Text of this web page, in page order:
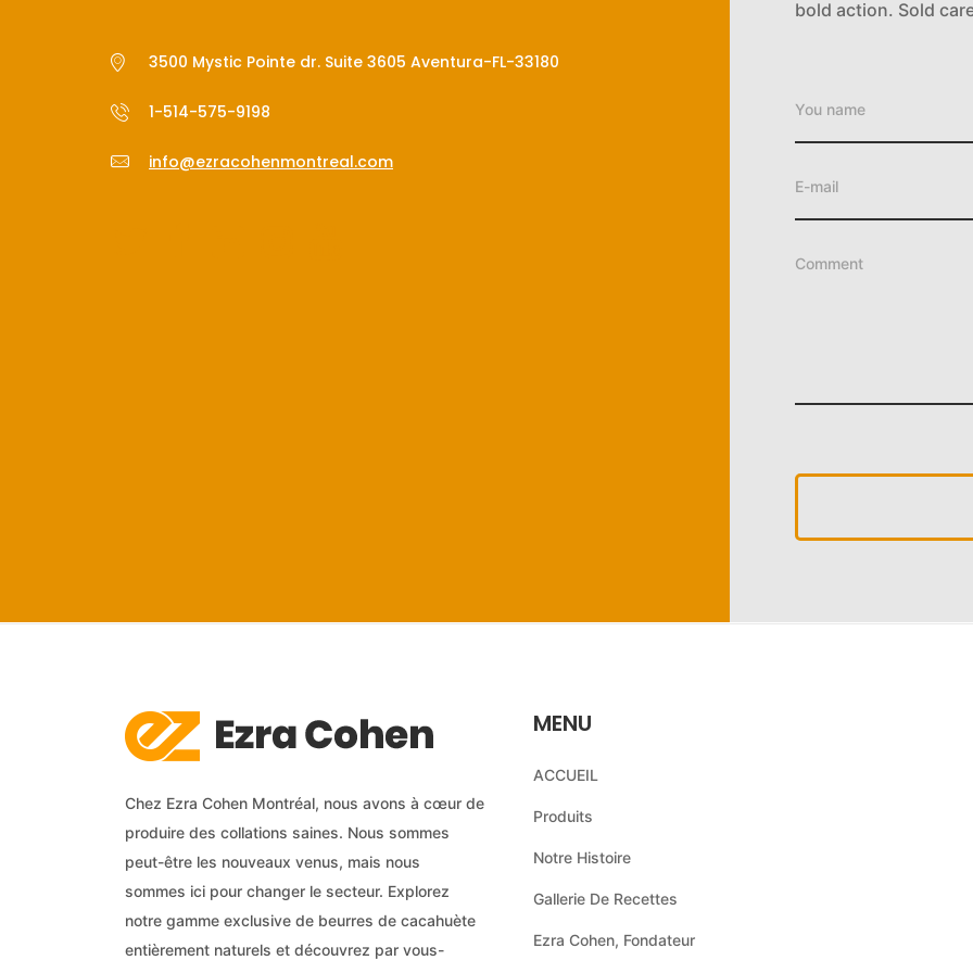
3500 Mystic Pointe dr. Suite 3605 Aventura-FL-33180
1-514-575-9198
info@ezracohenmontreal.com
bold action. Sold
Chez Ezra Cohen Montréal, nous avons à cœur de
produire des collations saines. Nous sommes
peut-être les nouveaux venus, mais nous
sommes ici pour changer le secteur. Explorez
notre gamme exclusive de beurres de cacahuète
entièrement naturels et découvrez par vous-
MENU
ACCUEIL
Produits
Notre Histoire
Gallerie De Recettes
Ezra Cohen, Fondateur